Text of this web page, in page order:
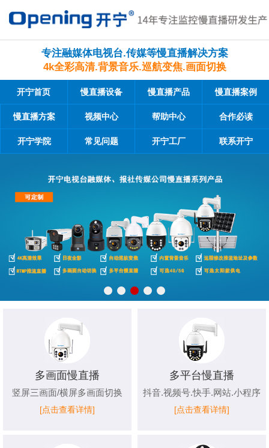
专注融媒体电视台.传媒等慢直播解决方案
4k全彩高清.背景音乐.巡航变焦.画面切换
开宁首页 慢直播设备 慢直播产品 慢直播案例
慢直播方案 视频中心 帮助中心 合作必读
开宁学院 常见问题 开宁工厂 联系开宁
多画面慢直播
竖屏三画面/横屏多画面切换
[点击查看详情]
多平台慢直播
抖音.视频号.快手.网站.小程序
[点击查看详情]